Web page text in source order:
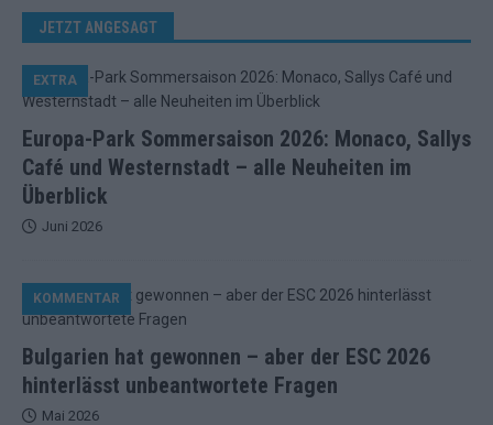
JETZT ANGESAGT
Europa-Park Sommersaison 2026: Monaco, Sallys
Café und Westernstadt – alle Neuheiten im
Überblick
EXTRA
Juni 2026
Bulgarien hat gewonnen – aber der ESC 2026
hinterlässt unbeantwortete Fragen
KOMMENTAR
Mai 2026